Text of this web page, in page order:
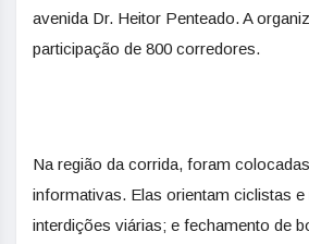
avenida Dr. Heitor Penteado. A
participação de 800 corredores.
Na região da corrida, foram
informativas. Elas orientam ciclistas
interdições viárias; e fechamento de